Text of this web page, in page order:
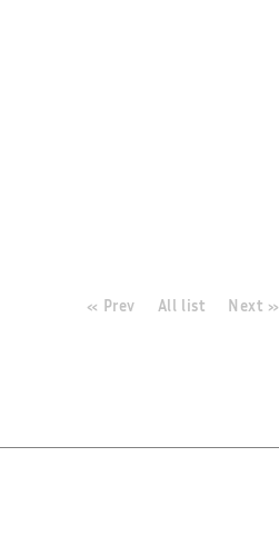
« Prev All list Next »